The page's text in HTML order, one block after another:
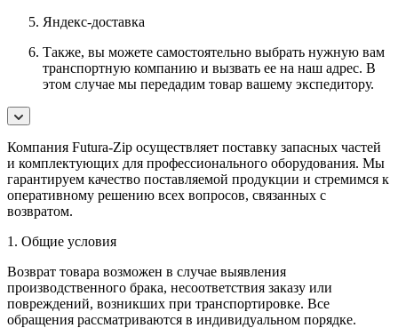
Яндекс-доставка
Также, вы можете самостоятельно выбрать нужную вам
транспортную компанию и вызвать ее на наш адрес. В
этом случае мы передадим товар вашему экспедитору.
Компания Futura-Zip осуществляет поставку запасных частей
и комплектующих для профессионального оборудования. Мы
гарантируем качество поставляемой продукции и стремимся к
оперативному решению всех вопросов, связанных с
возвратом.
1. Общие условия
Возврат товара возможен в случае выявления
производственного брака, несоответствия заказу или
повреждений, возникших при транспортировке. Все
обращения рассматриваются в индивидуальном порядке.